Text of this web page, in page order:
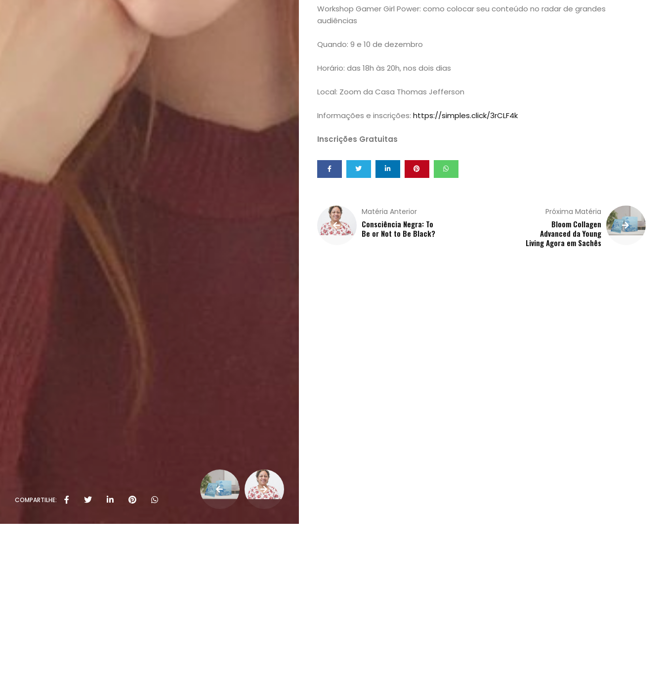
Exclusiva
Mães
&
Filhos
Notícias
Opinião
Receitas
Saúde
COMPARTILHE:
Workshop Gamer Girl Power: como colocar seu conteúdo no radar de grandes
audiências
Quando: 9 e 10 de dezembro
Horário: das 18h às 20h, nos dois dias
Local: Zoom da Casa Thomas Jefferson
Informações e inscrições: https://simples.click/3rCLF4k
Inscrições Gratuitas
Matéria Anterior
Consciência Negra: To
Be or Not to Be Black?
Próxima Matéria
Bloom Collagen
Advanced da Young
Living Agora em Sachês